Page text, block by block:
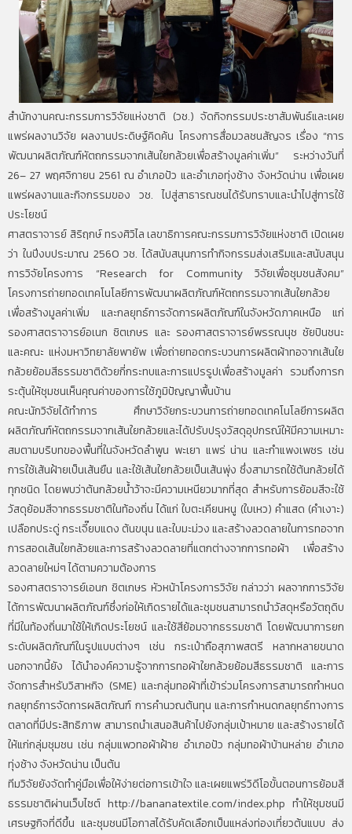
สำนักงานคณะกรรมการวิจัยแห่งชาติ (วช.) จัดกิจกรรมประชาสัมพันธ์และเผย
แพร่ผลงานวิจัย ผลงานประดิษฐ์คิดค้น โครงการสื่อมวลชนสัญจร เรื่อง “การ
พัฒนาผลิตภัณฑ์หัตถกรรมจากเส้นใยกล้วยเพื่อสร้างมูลค่าเพิ่ม” ระหว่างวันที่
26– 27 พฤศจิกายน 2561 ณ อำเภอปัว และอำเภอทุ่งช้าง จังหวัดน่าน เพื่อเผย
แพร่ผลงานและกิจกรรมของ วช. ไปสู่สาธารณชนได้รับทราบและนำไปสู่การใช้
ประโยชน์
ศาสตราจารย์ สิริฤกษ์ ทรงศิวิไล เลขาธิการคณะกรรมการวิจัยแห่งชาติ เปิดเผย
ว่า ในปีงบประมาณ 2560 วช. ได้สนับสนุนการทำกิจกรรมส่งเสริมและสนับสนุน
การวิจัยโครงการ “Research for Community วิจัยเพื่อชุมชนสังคม”
โครงการถ่ายทอดเทคโนโลยีการพัฒนาผลิตภัณฑ์หัตถกรรมจากเส้นใยกล้วย
เพื่อสร้างมูลค่าเพิ่ม และกลยุทธ์การจัดการผลิตภัณฑ์ในจังหวัดภาคเหนือ แก่
รองศาสตราจารย์อเนก ชิตเกษร และ รองศาสตราจารย์พรรณนุช ชัยปินชนะ
และคณะ แห่งมหาวิทยาลัยพายัพ เพื่อถ่ายทอดกระบวนการผลิตผ้าทอจากเส้นใย
กล้วยย้อมสีธรรมชาติด้วยกี่กระทบและการแปรรูปเพื่อสร้างมูลค่า รวมถึงการก
ระตุ้นให้ชุมชนเห็นคุณค่าของการใช้ภูมิปัญญาพื้นบ้าน
คณะนักวิจัยได้ทำการ ศึกษาวิจัยกระบวนการถ่ายทอดเทคโนโลยีการผลิต
ผลิตภัณฑ์หัตถกรรมจากเส้นใยกล้วยและได้ปรับปรุงวัสดุอุปกรณ์ให้มีความเหมาะ
สมตามบริบทของพื้นที่ในจังหวัดลำพูน พะเยา แพร่ น่าน และกำแพงเพชร เช่น
การใช้เส้นฝ้ายเป็นเส้นยืน และใช้เส้นใยกล้วยเป็นเส้นพุ่ง ซึ่งสามารถใช้ต้นกล้วยได้
ทุกชนิด โดยพบว่าต้นกล้วยน้ำว้าจะมีความเหนียวมากที่สุด สำหรับการย้อมสีจะใช้
วัสดุย้อมสีจากธรรมชาติในท้องถิ่น ได้แก่ ใบตะเคียนหนู (ใบเหว) คำแสด (คำเงาะ)
เปลือกประดู่ กระเจี๊ยบแดง ต้นขนุน และใบมะม่วง และสร้างลวดลายในการทอจาก
การสอดเส้นใยกล้วยและการสร้างลวดลายที่แตกต่างจากการทอผ้า เพื่อสร้าง
ลวดลายใหม่ๆ ได้ตามความต้องการ
รองศาสตราจารย์เอนก ชิตเกษร หัวหน้าโครงการวิจัย กล่าวว่า ผลจากการวิจัย
ได้การพัฒนาผลิตภัณฑ์ซึ่งก่อให้เกิดรายได้และชุมชนสามารถนำวัสดุหรือวัตถุดิบ
ที่มีในท้องถิ่นมาใช้ให้เกิดประโยชน์ และใช้สีย้อมจากธรรมชาติ โดยพัฒนาการยก
ระดับผลิตภัณฑ์ในรูปแบบต่างๆ เช่น กระเป๋าถือสุภาพสตรี หลากหลายขนาด
นอกจากนี้ยัง ได้นำองค์ความรู้จากการทอผ้าใยกล้วยย้อมสีธรรมชาติ และการ
จัดการสำหรับวิสาหกิจ (SME) และกลุ่มทอผ้าที่เข้าร่วมโครงการสามารถกำหนด
กลยุทธ์การจัดการผลิตภัณฑ์ การคำนวณต้นทุน และการกำหนดกลยุทธ์ทางการ
ตลาดที่มีประสิทธิภาพ สามารถนำเสนอสินค้าไปยังกลุ่มเป้าหมาย และสร้างรายได้
ให้แก่กลุ่มชุมชน เช่น กลุ่มแพวทอผ้าฝ้าย อำเภอปัว กลุ่มทอผ้าบ้านหล่าย อำเภอ
ทุ่งช้าง จังหวัดน่าน เป็นต้น
ทีมวิจัยยังจัดทำคู่มือเพื่อให้ง่ายต่อการเข้าใจ และเผยแพร่วิดีโอขั้นตอนการย้อมสี
ธรรมชาติผ่านเว็บไซต์ http://bananatextile.com/index.php ทำให้ชุมชนมี
เศรษฐกิจที่ดีขึ้น และชุมชนมีโอกาสได้รับคัดเลือกเป็นแหล่งท่องเที่ยวต้นแบบ ส่ง